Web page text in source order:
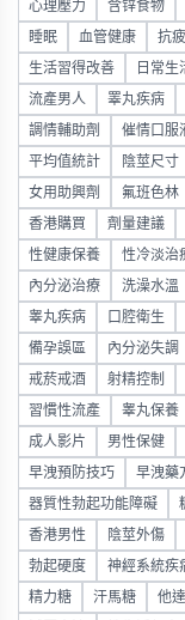
心理壓力 含锌食物
睡眠 血管健康 抗
生活習得改善 日常生
流產男人 睪丸疾病
調情輔助劑 催情口服
平均值統計 陰莖尺寸
女用助興劑 氟班色林
香港購買 劑量建議
性健康保養 性冷淡治
內分泌治療 洗澡水溫
睾丸疾病 口腔衛生
備孕誤區 內分泌失調
戒菸戒酒 射精控制
習慣性流產 睾丸保養
成人影片 男性保健
早洩預防技巧 早洩藥
器質性勃起功能障礙
香港男性 陰莖外傷
勃起硬度 神經系統疾
精力糖 汗馬糖 他